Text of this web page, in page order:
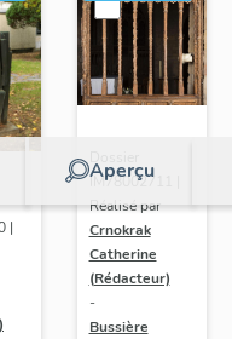
|
Aperçu
IM78002711 |
Réalisé par
Crnokrak
Catherine
(Rédacteur)
-
Bussière